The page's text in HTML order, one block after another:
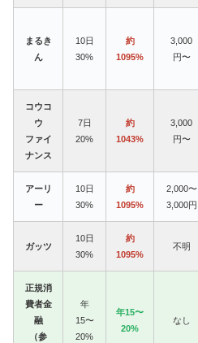
まるき
ん
10日
30%
約
1095%
3,000
円〜
コウコ
ウ
ファイ
ナンス
7日
20%
約
1043%
3,000
円〜
アーリ
ー
10日
30%
約
1095%
2,000〜
3,000円
ガッツ
10日
30%
約
1095%
不明
正規消
費者金
融
（参
年
15〜
20%
年15〜
20%
なし